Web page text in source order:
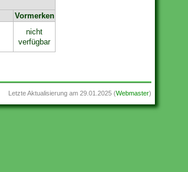
Vormerken
nicht
verfügbar
Letzte Aktualisierung am29.01.2025(Webmaster)